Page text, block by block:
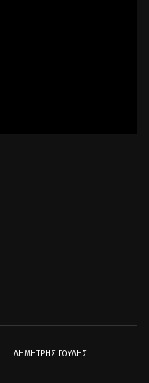
ΔΗΜΉΤΡΗΣ ΓΟΥΛΉΣ